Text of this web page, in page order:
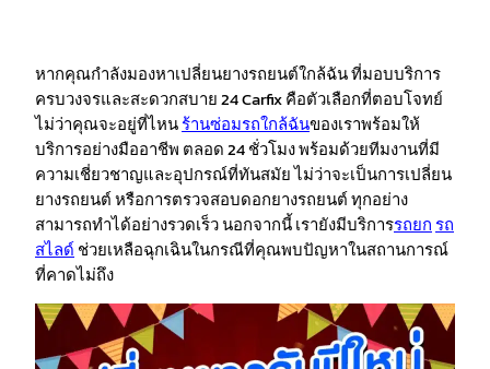
หากคุณกำลังมองหาเปลี่ยนยางรถยนต์ใกล้ฉัน ที่มอบบริการ
ครบวงจรและสะดวกสบาย 24 Carfix คือตัวเลือกที่ตอบโจทย์
ไม่ว่าคุณจะอยู่ที่ไหนร้านซ่อมรถใกล้ฉันของเราพร้อมให้
บริการอย่างมืออาชีพ ตลอด 24 ชั่วโมง พร้อมด้วยทีมงานที่มี
ความเชี่ยวชาญและอุปกรณ์ที่ทันสมัย ไม่ว่าจะเป็นการเปลี่ยน
ยางรถยนต์ หรือการตรวจสอบดอกยางรถยนต์ ทุกอย่าง
สามารถทำได้อย่างรวดเร็ว นอกจากนี้ เรายังมีบริการรถยก รถ
สไลด์ช่วยเหลือฉุกเฉินในกรณีที่คุณพบปัญหาในสถานการณ์
ที่คาดไม่ถึง